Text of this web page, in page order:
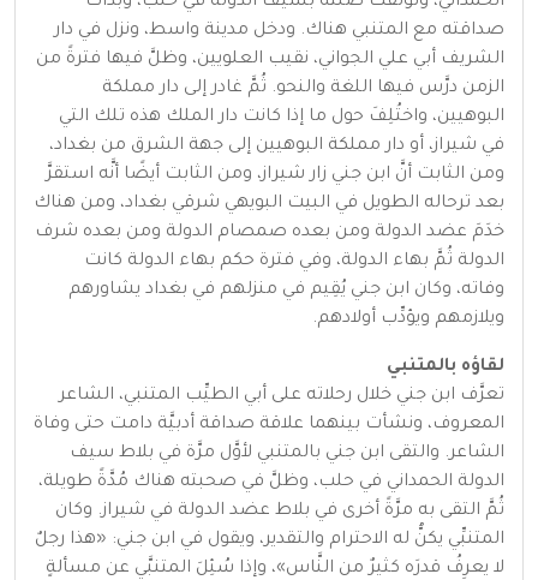
صداقته مع المتنبي هناك. ودخل مدينة واسط، ونزل في دار
الشريف أبي علي الجواني، نقيب العلويين، وظلَّ فيها فترةً من
الزمن درَّس فيها اللغة والنحو. ثُمَّ غادر إلى دار مملكة
البوهيين، واختُلِفَ حول ما إذا كانت دار الملك هذه تلك التي
في شيراز، أو دار مملكة البوهيين إلى جهة الشرق من بغداد،
ومن الثابت أنَّ ابن جني زار شيراز، ومن الثابت أيضًا أنَّه استقرَّ
بعد ترحاله الطويل في البيت البويهي شرقي بغداد، ومن هناك
خدَمَ عضد الدولة ومن بعده صمصام الدولة ومن بعده شرف
الدولة ثُمَّ بهاء الدولة، وفي فترة حكم بهاء الدولة كانت
وفاته، وكان ابن جني يُقِيم في منزلهم في بغداد يشاورهم
ويلازمهم ويؤدِّب أولادهم.
لقاؤه بالمتنبي
تعرَّف ابن جني خلال رحلاته على أبي الطيِّب المتنبي، الشاعر
المعروف، ونشأت بينهما علاقة صداقة أدبيَّة دامت حتى وفاة
الشاعر. والتقى ابن جني بالمتنبي لأوَّل مرَّة في بلاط سيف
الدولة الحمداني في حلب، وظلَّ في صحبته هناك مُدَّةً طويلة،
ثُمَّ التقى به مرَّةً أخرى في بلاط عضد الدولة في شيراز. وكان
المتنبِّي يكنُّ له الاحترام والتقدير، ويقول في ابن جني: «هذا رجلٌ
لا يعرِفُ قدرَه كثيرٌ من النَّاس»، وإذا سُئِلَ المتنبَّي عن مسألةٍ